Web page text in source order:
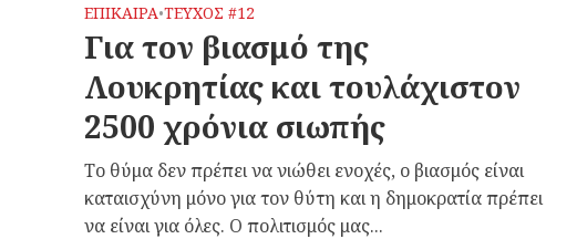
ΕΠΙΚΑΙΡΑ•ΤΕΥΧΟΣ #12
Για τον βιασμό της
Λουκρητίας και τουλάχιστον
2500 χρόνια σιωπής
Το θύμα δεν πρέπει να νιώθει ενοχές, ο βιασμός είναι
καταισχύνη μόνο για τον θύτη και η δημοκρατία πρέπει
να είναι για όλες. Ο πολιτισμός μας...